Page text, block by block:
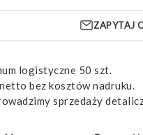
ZAPYTAJ
logistyczne 50 szt.
bez kosztów nadruku.
sprzedaży